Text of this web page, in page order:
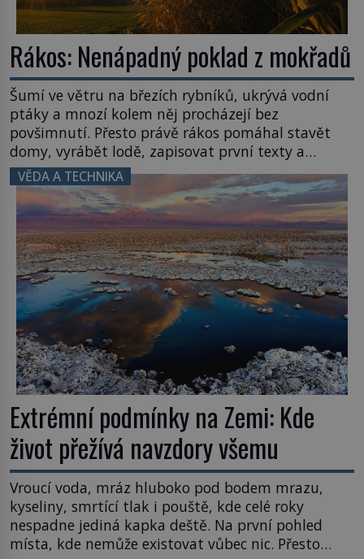
Rákos: Nenápadný poklad z mokřadů
Šumí ve větru na březích rybníků, ukrývá vodní
ptáky a mnozí kolem něj procházejí bez
povšimnutí. Přesto právě rákos pomáhal stavět
domy, vyrábět lodě, zapisovat první texty a
inspiroval řadu pověstí. Tato skromná, ale
užitečná rostlina provází člověka už tisíce let.
Většina lidí vnímá rákos jen jako obyčejnou kulisu
letního koupání. Stačí se však podívat […]
VĚDA A TECHNIKA
Extrémní podmínky na Zemi: Kde
život přežívá navzdory všemu
Vroucí voda, mráz hluboko pod bodem mrazu,
kyseliny, smrtící tlak i pouště, kde celé roky
nespadne jediná kapka deště. Na první pohled
místa, kde nemůže existovat vůbec nic. Přesto